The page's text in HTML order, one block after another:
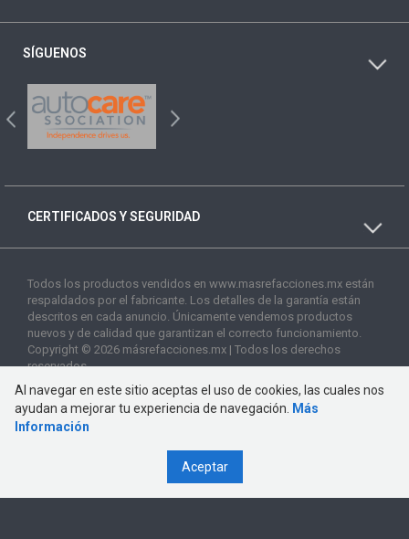
SÍGUENOS
CERTIFICADOS Y SEGURIDAD
Todos los productos vendidos en www.masrefacciones.mx están
respaldados por el fabricante. Los detalles de la garantía están
descritos en cada anuncio. Únicamente vendemos productos
nuevos y de calidad que garantizan el correcto funcionamiento.
Copyright © 2026 másrefacciones.mx | Todos los derechos
reservados
Al navegar en este sitio aceptas el uso de cookies, las cuales nos
ayudan a mejorar tu experiencia de navegación.
Más
Información
Aceptar